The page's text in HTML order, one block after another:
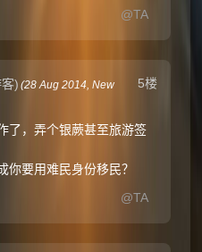
@TA
5楼
) (28 Aug 2014,New
了，弄个银蕨甚至旅游签
你要用难民身份移民？
@TA